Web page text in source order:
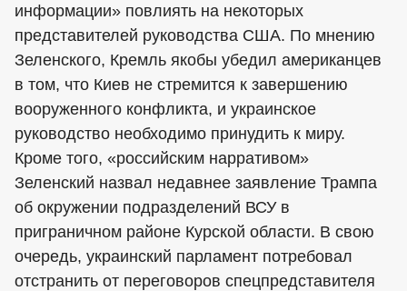
информации» повлиять на некоторых
представителей руководства США. По мнению
Зеленского, Кремль якобы убедил американцев
в том, что Киев не стремится к завершению
вооруженного конфликта, и украинское
руководство необходимо принудить к миру.
Кроме того, «российским нарративом»
Зеленский назвал недавнее заявление Трампа
об окружении подразделений ВСУ в
приграничном районе Курской области. В свою
очередь, украинский парламент потребовал
отстранить от переговоров спецпредставителя